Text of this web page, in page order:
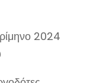
2024